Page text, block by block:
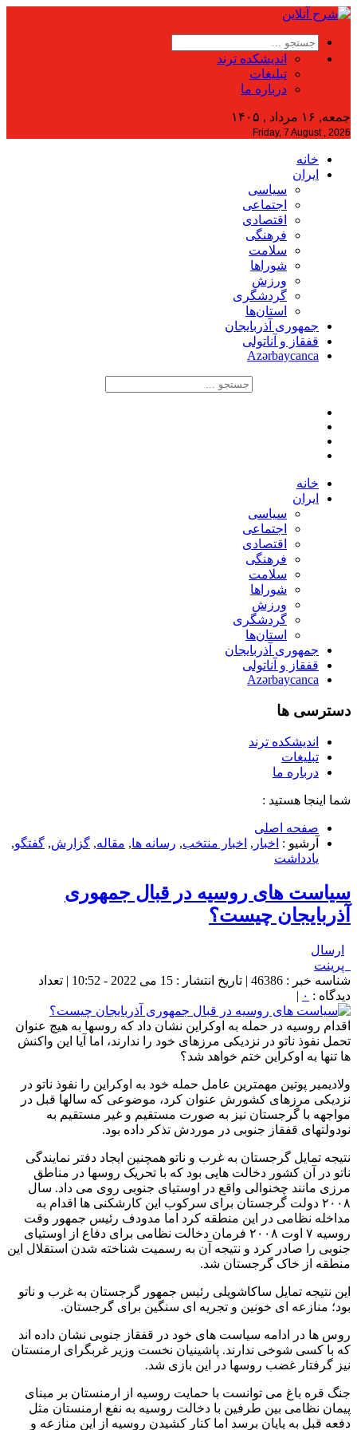
اندیشکده ترند
تبلیغات
درباره ما
جمعه, ۱۶ مرداد , ۱۴۰۵
Friday, 7 August , 2026
خانه
ایران
سیاسی
اجتماعی
اقتصادی
فرهنگی
سلامت
شوراها
ورزش
گردشگری
استان‌ها
جمهوری آذربایجان
قفقاز و آناتولی
Azərbaycanca
خانه
ایران
سیاسی
اجتماعی
اقتصادی
فرهنگی
سلامت
شوراها
ورزش
گردشگری
استان‌ها
جمهوری آذربایجان
قفقاز و آناتولی
Azərbaycanca
دسترسی ها
اندیشکده ترند
تبلیغات
درباره ما
شما اینجا هستید :
صفحه اصلی
آرشیو : اخبار , اخبار منتخب, رسانه ها, مقاله, گزارش, گفتگو,
یادداشت
سیاست های روسیه در قبال جمهوری
آذربایجان چیست؟
ارسال
پرینت
شناسه خبر : 46386 | تاریخ انتشار : 15 می 2022 - 10:52 | تعداد
دیدگاه : ۰ |
اقدام روسیه در حمله به اوکراین نشان داد که روسها به هیچ عنوان
تحمل نفوذ ناتو در نزدیکی مرزهای خود را ندارند، اما آیا این واکنش
ها تنها به اوکراین ختم خواهد شد؟
ولادیمیر پوتین مهمترین عامل حمله خود به اوکراین را نفوذ ناتو در
نزدیکی مرزهای کشورش عنوان کرد، موضوعی که سالها قبل در
مواجهه با گرجستان نیز به صورت مستقیم و غیر مستقیم به
نودولتهای قفقاز جنوبی در موردش تذکر داده بود.
نتیجه تمایل گرجستان به غرب و ناتو همچنین ایجاد دفتر نمایندگی
ناتو در آن کشور دخالت هایی بود که با تحریک روسها در مناطق
مرزی مانند چخنوالی واقع در اوستیای جنوبی روی می داد. سال
۲۰۰۸ دولت گرجستان برای سرکوب این کارشکنی ها اقدام به
مداخله نظامی در این منطقه کرد اما مدودف رئیس جمهور وقت
روسیه ۷ اوت ۲۰۰۸ فرمان دخالت نظامی برای دفاع از اوستیای
جنوبی را صادر کرد و نتیجه آن به رسمیت شناخته شدن استقلال این
منطقه از خاک گرجستان شد.
این نتیجه تمایل ساکاشویلی رئیس جمهور گرجستان به غرب و ناتو
بود؛ منازعه ای خونین و تجریه ای سنگین برای گرجستان.
روس ها در ادامه سیاست های خود در قفقاز جنوبی نشان داده اند
که با کسی شوخی ندارند. پاشینیان نخست وزیر غربگرای ارمنستان
نیز گرفتار غضب روسها در این بازی شد.
جنگ قره باغ می توانست با حمایت روسیه از ارمنستان بر مبنای
پیمان نظامی بین طرفین با دخالت روسیه به نفع ارمنستان مثل
دفعه قبل به پایان برسد اما کنار کشیدن روسیه از این منازعه و